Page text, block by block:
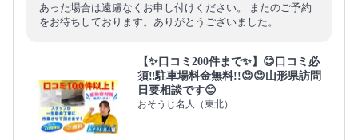
あった場合は遠慮なくお申し付けください。 またのご予約
をお待ちしております。ありがとうございました。
【✨口コミ200件まで✨】😊口コミ必
須‼️駐車場料金無料!!😊😊山形県訪問
日要相談です😊
おそうじ名人（東北）